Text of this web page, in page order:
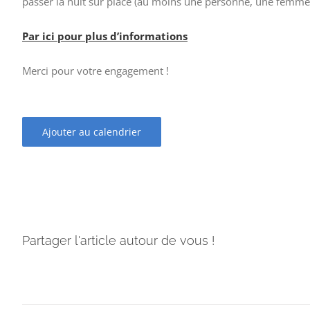
Par ici pour plus d’informations
Merci pour votre engagement !
Ajouter au calendrier
Partager l'article autour de vous !